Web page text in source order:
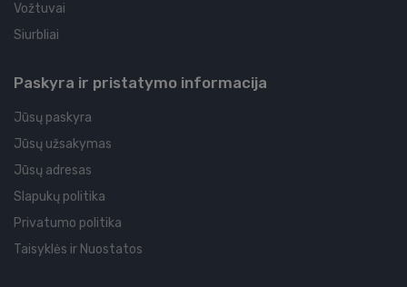
Vožtuvai
Siurbliai
Paskyra ir pristatymo informacija
Jūsų paskyra
Jūsų užsakymas
Jūsų adresas
Slapukų politika
Privatumo politika
Taisyklės ir Nuostatos